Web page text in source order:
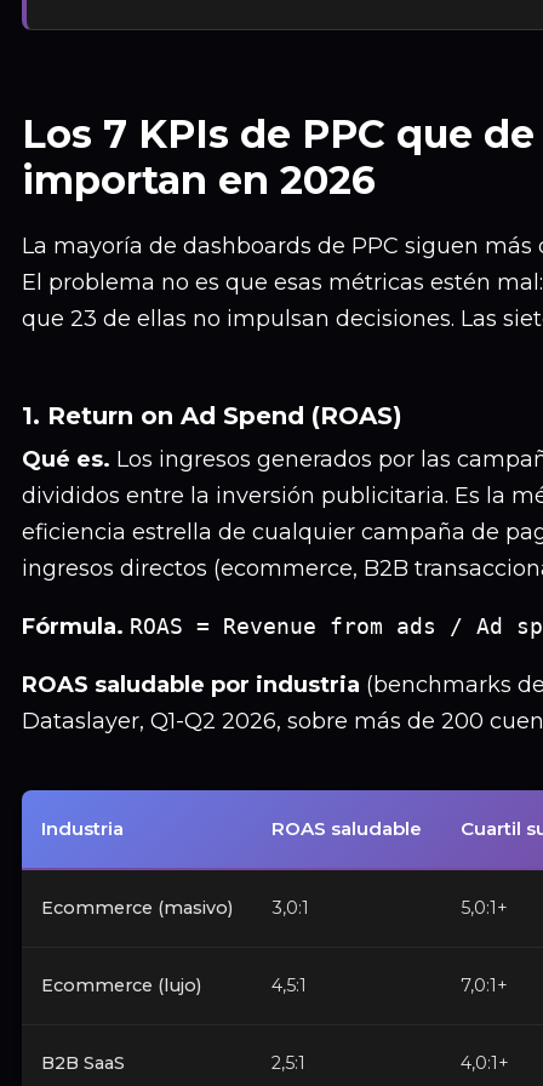
Los 7 KPIs de PPC que
importan en 2026
La mayoría de dashboards de PPC siguen más
El problema no es que esas métricas estén
que 23 de ellas no impulsan decisiones. Las
1. Return on Ad Spend (ROAS)
Qué es. Los ingresos generados por las
divididos entre la inversión publicitaria. Es la
eficiencia estrella de cualquier campaña de
ingresos directos (ecommerce, B2B
Fórmula. ROAS = Revenue from ads / Ad
ROAS saludable por industria (benchmarks
Dataslayer, Q1-Q2 2026, sobre más de 200
Industria ROAS saludable Cuartil
Ecommerce (masivo) 3,0:1 5,0:1+
Ecommerce (lujo) 4,5:1 7,0:1+
B2B SaaS 2,5:1 4,0:1+